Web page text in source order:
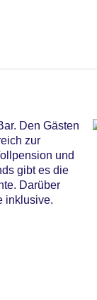
Den Gästen
zur
und
gibt es die
Darüber
inklusive.